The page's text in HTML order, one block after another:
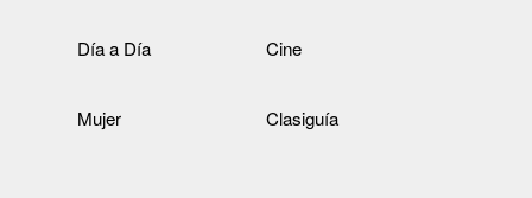
Día a Día Cine
Mujer Clasiguía